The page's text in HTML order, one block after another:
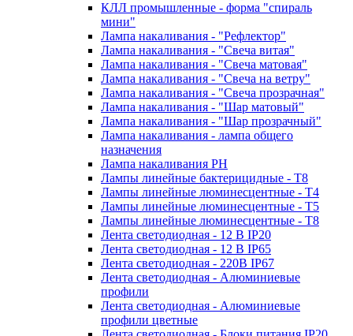
КЛЛ промышленные - форма "спираль
мини"
Лампа накаливания - "Рефлектор"
Лампа накаливания - "Свеча витая"
Лампа накаливания - "Свеча матовая"
Лампа накаливания - "Свеча на ветру"
Лампа накаливания - "Свеча прозрачная"
Лампа накаливания - "Шар матовый"
Лампа накаливания - "Шар прозрачный"
Лампа накаливания - лампа общего
назначения
Лампа накаливания РН
Лампы линейные бактерицидные - Т8
Лампы линейные люминесцентные - Т4
Лампы линейные люминесцентные - Т5
Лампы линейные люминесцентные - Т8
Лента светодиодная - 12 В IP20
Лента светодиодная - 12 В IP65
Лента светодиодная - 220В IP67
Лента светодиодная - Алюминиевые
профили
Лента светодиодная - Алюминиевые
профили цветные